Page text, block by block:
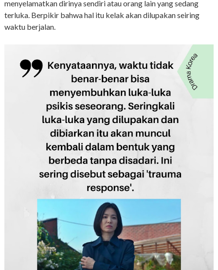
menyelamatkan dirinya sendiri atau orang lain yang sedang
terluka. Berpikir bahwa hal itu kelak akan dilupakan seiring
waktu berjalan.